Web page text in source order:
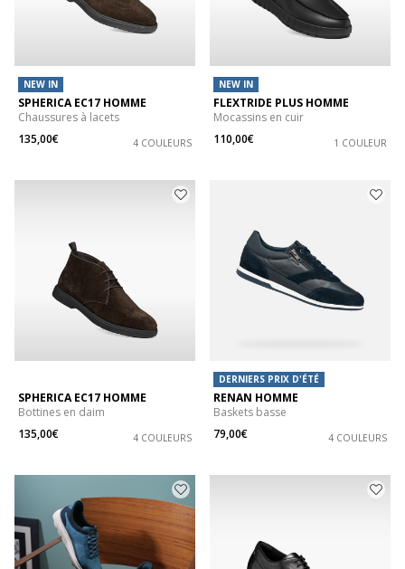
NEW IN
SPHERICA EC17 HOMME
Chaussures à lacets
135,00€
4 COULEURS
NEW IN
FLEXTRIDE PLUS HOMME
Mocassins en cuir
110,00€
1 COULEUR
SPHERICA EC17 HOMME
Bottines en daim
135,00€
4 COULEURS
DERNIERS PRIX D'ÉTÉ
RENAN HOMME
Baskets basse
79,00€
4 COULEURS